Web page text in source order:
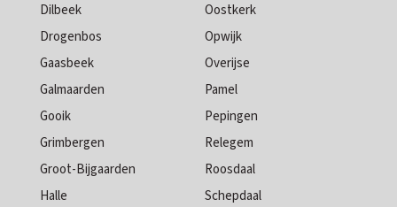
Dilbeek
Drogenbos
Gaasbeek
Galmaarden
Gooik
Grimbergen
Groot-Bijgaarden
Halle
Oostkerk
Opwijk
Overijse
Pamel
Pepingen
Relegem
Roosdaal
Schepdaal